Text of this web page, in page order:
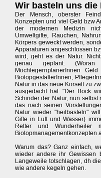
Wir basteln uns die
Der Mensch, oberster
Konzepten und viel Geld bzw
der modernen Medizin
Umweltgifte, Rauchen,
Körpers geweckt werden,
Apparaturen angeschlossen
wird, geht es der Natur.
genau geplant.
MöchtegernplanerInnen
BiotopgestalterInnen,
Natur in das neue Korsett zu
ausgedacht hat. "Der Bock
Schinder der Natur, nun selbst
das nach seinen
Natur wieder "heilbasteln"
Gifte in Luft und Wasser)
Retter und Wunderheiler
Biotopmanagementkonzepten
Warum das? Ganz einfach,
wieder andere ihr Gewissen
Langeweile totschlagen, dh
wie andere kegeln gehen.